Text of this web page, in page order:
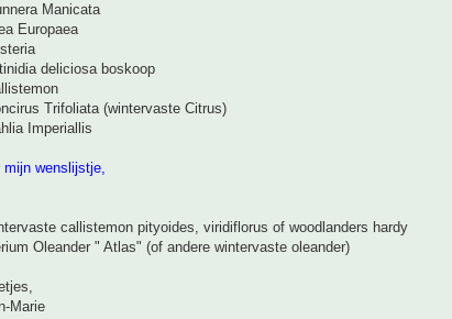
Manicata
Europaea
deliciosa boskoop
Trifoliata (wintervaste Citrus)
Imperiallis
mijn wenslijstje,
callistemon pityoides, viridiflorus of woodlanders hardy
Oleander " Atlas" (of andere wintervaste oleander)
Marie